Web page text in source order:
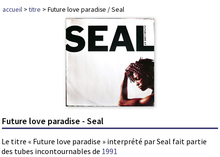
accueil >titre > Future love paradise / Seal
Future love paradise - Seal
Le titre « Future love paradise » interprété par Seal fait partie
des tubes incontournables de 1991